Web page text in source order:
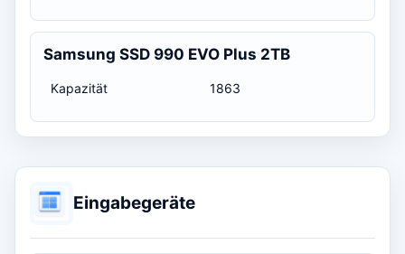
Samsung SSD 990 EVO Plus 2TB
Kapazität 1863
Eingabegeräte